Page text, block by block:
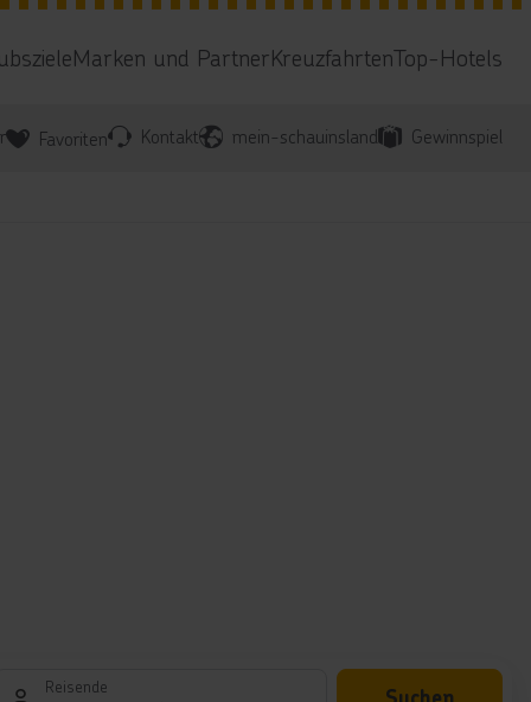
Marken und PartnerKreuzfahrtenTop-Hotels
Favoriten Kontakt mein-schauinsland Gewinnspiel
Reisende